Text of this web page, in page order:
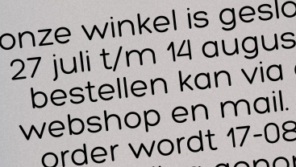
De Push ortho enkelbrace aequi junior (kortom:
balans tussen effectieve mechanische
van een(sub)acute of chronische enkelblessure
schoenmaat van ongeveer 30-36).
De aequi junior stabiliseert het enkelgewricht bij
neutrale en geflecteerde stand. Zowel de
voldoende vrij om normaal te lopen. De Push